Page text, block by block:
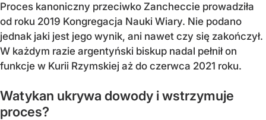
Proces kanoniczny przeciwko Zancheccie prowadziła
od roku 2019 Kongregacja Nauki Wiary. Nie podano
jednak jaki jest jego wynik, ani nawet czy się zakończył.
W każdym razie argentyński biskup nadal pełnił on
funkcje w Kurii Rzymskiej aż do czerwca 2021 roku.
Watykan ukrywa dowody i wstrzymuje
proces?